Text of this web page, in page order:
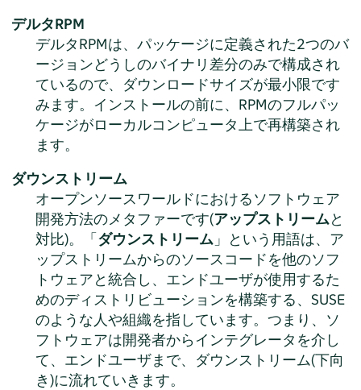
デルタRPM
デルタRPMは、パッケージに定義された2つのバ
ージョンどうしのバイナリ差分のみで構成され
ているので、ダウンロードサイズが最小限です
みます。インストールの前に、RPMのフルパッ
ケージがローカルコンピュータ上で再構築され
ます。
ダウンストリーム
オープンソースワールドにおけるソフトウェア
開発方法のメタファーです(アップストリームと
対比)。「ダウンストリーム」という用語は、ア
ップストリームからのソースコードを他のソフ
トウェアと統合し、エンドユーザが使用するた
めのディストリビューションを構築する、SUSE
のような人や組織を指しています。つまり、ソ
フトウェアは開発者からインテグレータを介し
て、エンドユーザまで、ダウンストリーム(下向
き)に流れていきます。